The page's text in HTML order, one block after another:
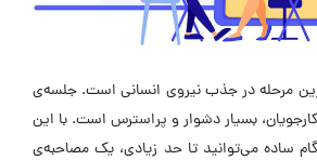
مرحله در جذب نیروی انسانی است. جلسه‌ی
بسیار دشوار و پراسترس است. با این
ساده می‌توانید تا حد زیادی، یک مصاحبه‌ی